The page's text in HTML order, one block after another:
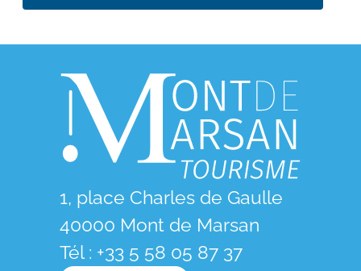
1, place Charles de Gaulle
40000 Mont de Marsan
Tél : +33 5 58 05 87 37